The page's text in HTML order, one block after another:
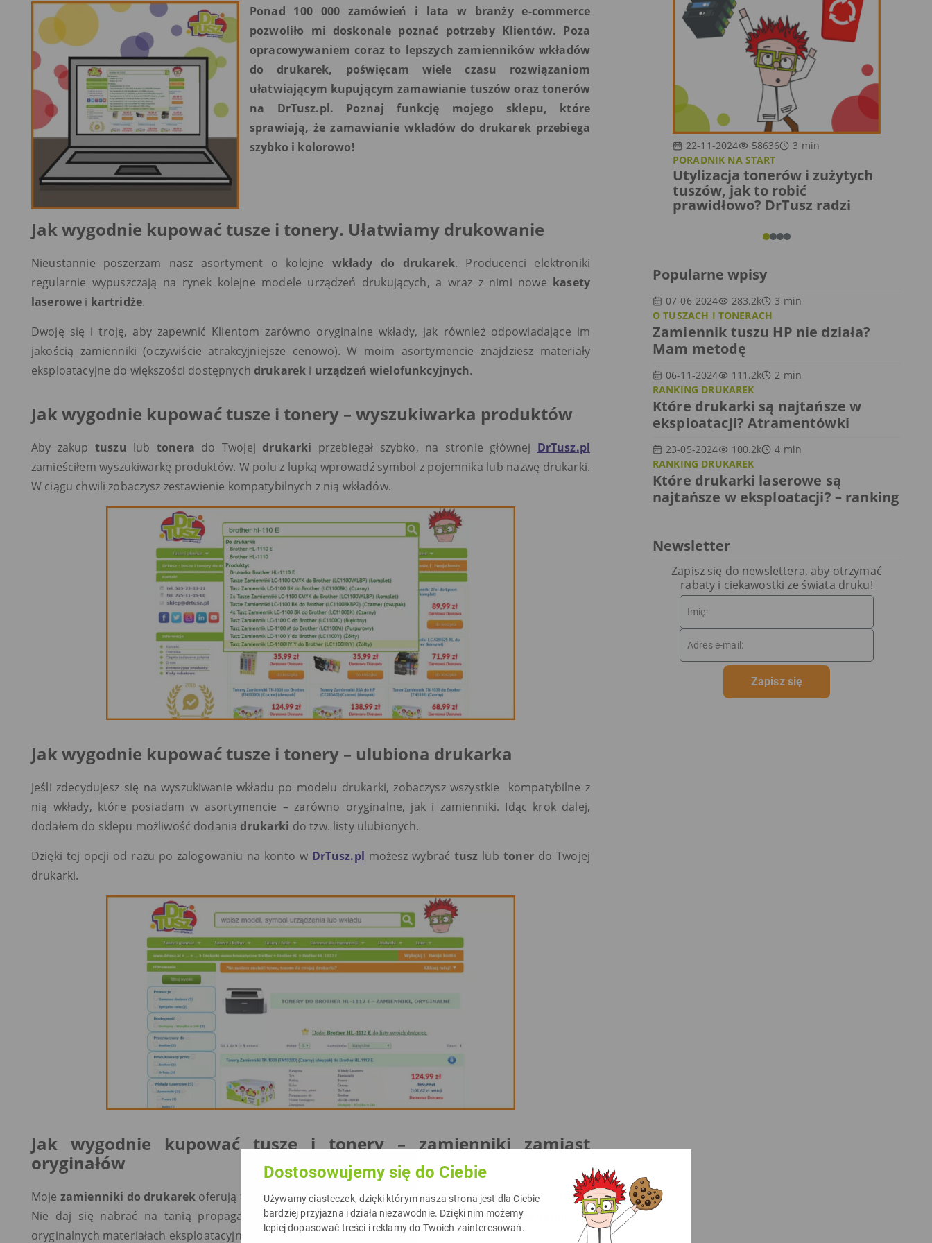
Dostosowujemy się do Ciebie
Używamy ciasteczek, dzięki którym nasza strona jest dla Ciebie
bardziej przyjazna i działa niezawodnie. Dzięki nim możemy
lepiej dopasować treści i reklamy do Twoich zainteresowań.
Ponad 100 000 zamówień i lata w branży e-commerce
pozwoliło mi doskonale poznać potrzeby Klientów. Poza
opracowywaniem coraz to lepszych zamienników wkładów
do drukarek, poświęcam wiele czasu rozwiązaniom
ułatwiającym kupującym zamawianie tuszów oraz tonerów
na DrTusz.pl. Poznaj funkcję mojego sklepu, które
sprawiają, że zamawianie wkładów do drukarek przebiega
szybko i kolorowo!
Jak wygodnie kupować tusze i tonery. Ułatwiamy drukowanie
Nieustannie poszerzam nasz asortyment o kolejne wkłady do drukarek. Producenci elektroniki
regularnie wypuszczają na rynek kolejne modele urządzeń drukujących, a wraz z nimi nowe kasety
laserowe i kartridże.
Dwoję się i troję, aby zapewnić Klientom zarówno oryginalne wkłady, jak również odpowiadające im
jakością zamienniki (oczywiście atrakcyjniejsze cenowo). W moim asortymencie znajdziesz materiały
eksploatacyjne do większości dostępnych drukarek i urządzeń wielofunkcyjnych.
Jak wygodnie kupować tusze i tonery – wyszukiwarka produktów
Aby zakup tuszu lub tonera do Twojej drukarki przebiegał szybko, na stronie głównej DrTusz.pl
zamieściłem wyszukiwarkę produktów. W polu z lupką wprowadź symbol z pojemnika lub nazwę drukarki.
W ciągu chwili zobaczysz zestawienie kompatybilnych z nią wkładów.
Jak wygodnie kupować tusze i tonery – ulubiona drukarka
Jeśli zdecydujesz się na wyszukiwanie wkładu po modelu drukarki, zobaczysz wszystkie kompatybilne z
nią wkłady, które posiadam w asortymencie – zarówno oryginalne, jak i zamienniki. Idąc krok dalej,
dodałem do sklepu możliwość dodania drukarki do tzw. listy ulubionych.
Dzięki tej opcji od razu po zalogowaniu na konto w DrTusz.pl możesz wybrać tusz lub toner do Twojej
drukarki.
Jak wygodnie kupować tusze i tonery – zamienniki zamiast
oryginałów
Moje zamienniki do drukarek oferują taką samą jakość pracy jak oryginalnetuszeitonery. Gwarantuję!
Nie daj się nabrać na tanią propagandę wielkich korporacji, które ciągle promują drukowanie na
oryginalnych materiałach eksploatacyjnych.
22-11-2024 58636 3 min
PORADNIK NA START
Utylizacja tonerów i zużytych
tuszów, jak to robić
prawidłowo? DrTusz radzi
Popularne wpisy
07-06-2024 283.2k 3 min
O TUSZACH I TONERACH
Zamiennik tuszu HP nie działa?
Mam metodę
06-11-2024 111.2k 2 min
RANKING DRUKAREK
Które drukarki są najtańsze w
eksploatacji? Atramentówki
23-05-2024 100.2k 4 min
RANKING DRUKAREK
Które drukarki laserowe są
najtańsze w eksploatacji? – ranking
Newsletter
Zapisz się do newslettera, aby otrzymać
rabaty i ciekawostki ze świata druku!
Zapisz się